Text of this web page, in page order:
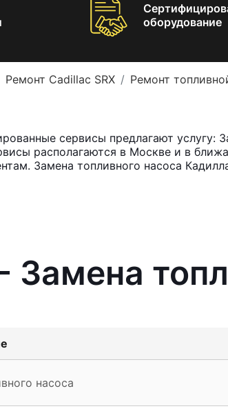
оборудование
Ремонт Cadillac SRX Ремонт
сервисы предлагают услугу:
располагаются в Москве и в
Замена топливного насоса
Замена
насоса